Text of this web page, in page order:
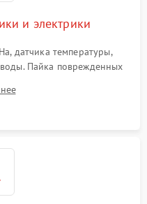
и электрики
датчика температуры,
воды. Пайка поврежденных
проводки и контактов.